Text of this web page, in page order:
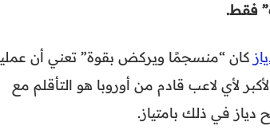
فقط.
كان “منسجمًا ويركض بقوة” تعني أن
لأي لاعب قادم من أوروبا هو التأقلم مع
دياز في ذلك بامتياز.